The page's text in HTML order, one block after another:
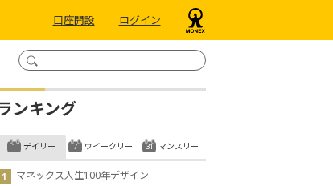
口座開設 ログイン
ンキング
デイリー
マネックス人生100年デザイン
ウイークリー マンスリー